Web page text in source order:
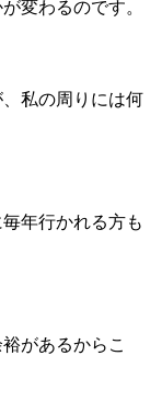
変わるのです。
私の周りには何
年行かれる方も
があるからこ